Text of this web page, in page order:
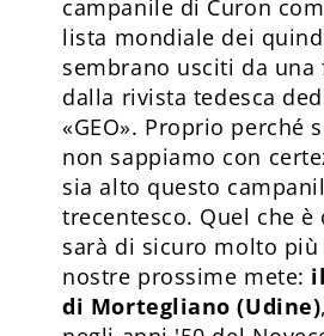
campanile di Curon
lista mondiale dei
sembrano usciti da una
dalla rivista tedesca
«GEO». Proprio perché
non sappiamo con
sia alto questo
trecentesco. Quel che è
sarà di sicuro molto più
nostre prossime mete:
di Mortegliano (Udine)